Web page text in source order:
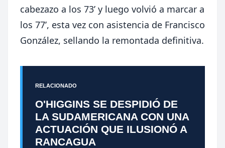
cabezazo a los 73’ y luego volvió a marcar a
los 77’, esta vez con asistencia de Francisco
González, sellando la remontada definitiva.
RELACIONADO
O'HIGGINS SE DESPIDIÓ DE
LA SUDAMERICANA CON UNA
ACTUACIÓN QUE ILUSIONÓ A
RANCAGUA